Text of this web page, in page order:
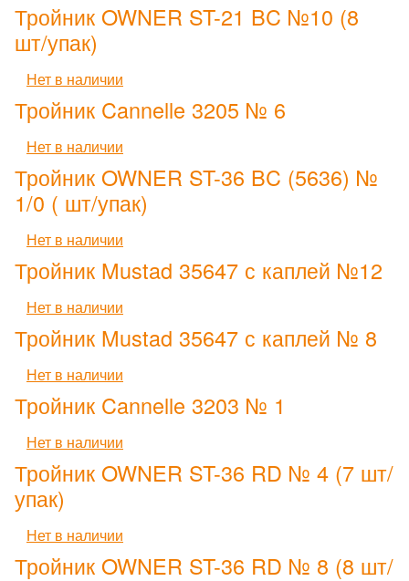
Тройник OWNER ST-21 BC №10 (8
шт/упак)
Нет в наличии
Тройник Cannelle 3205 № 6
Нет в наличии
Тройник OWNER ST-36 BC (5636) №
1/0 ( шт/упак)
Нет в наличии
Тройник Mustad 35647 с каплей №12
Нет в наличии
Тройник Mustad 35647 с каплей № 8
Нет в наличии
Тройник Cannelle 3203 № 1
Нет в наличии
Тройник OWNER ST-36 RD № 4 (7 шт/
упак)
Нет в наличии
Тройник OWNER ST-36 RD № 8 (8 шт/